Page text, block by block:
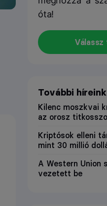
óta!
Válassz
További híreink
Kilenc moszkvai
az orosz
Kriptósok elleni
mint 30 millió
A Western Union
vezetett be